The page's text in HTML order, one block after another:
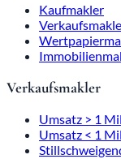
Kaufmakler
Verkaufsmakler
Umsatz > 1
Umsatz < 1